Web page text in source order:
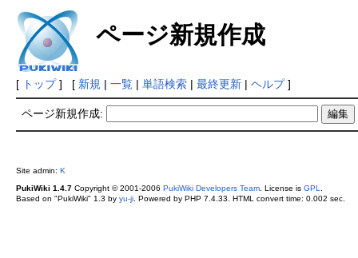
ページ新規作成
[ トップ] [ 新規 | 一覧| 単語検索| 最終更新| ヘルプ]
ページ新規作成:
Site admin: K
PukiWiki 1.4.7Copyright © 2001-2006 PukiWiki Developers Team. License is GPL
Based on "PukiWiki" 1.3 by yu-ji. Powered by PHP 7.4.33. HTML convert time: 0.002 sec.